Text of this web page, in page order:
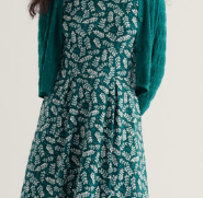
der
Produktseite
gewählt
werden